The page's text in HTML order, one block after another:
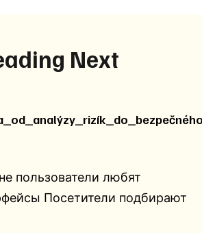
Next
пользователи любят
Посетители подбирают